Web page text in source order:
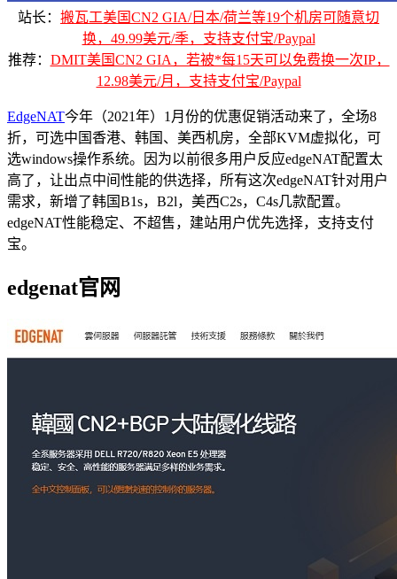
站长： 搬瓦工美国CN2 GIA/日本/荷兰等19个机房可随意切
换，49.99美元/季，支持支付宝/Paypal
推荐： DMIT美国CN2 GIA，若被*每15天可以免费换一次IP，
12.98美元/月，支持支付宝/Paypal
EdgeNAT今年（2021年）1月份的优惠促销活动来了，全场8
折，可选中国香港、韩国、美西机房，全部KVM虚拟化，可
选windows操作系统。因为以前很多用户反应edgeNAT配置太
高了，让出点中间性能的供选择，所有这次edgeNAT针对用户
需求，新增了韩国B1s，B2l，美西C2s，C4s几款配置。
edgeNAT性能稳定、不超售，建站用户优先选择，支持支付
宝。
edgenat官网